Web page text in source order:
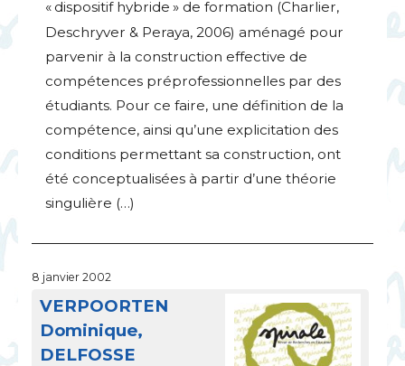
« dispositif hybride » de formation (Charlier,
Deschryver & Peraya, 2006) aménagé pour
parvenir à la construction effective de
compétences préprofessionnelles par des
étudiants. Pour ce faire, une définition de la
compétence, ainsi qu’une explicitation des
conditions permettant sa construction, ont
été conceptualisées à partir d’une théorie
singulière (…)
8 janvier 2002
VERPOORTEN
Dominique,
DELFOSSE